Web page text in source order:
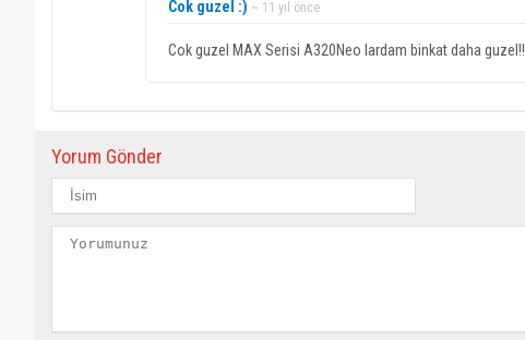
Cok guzel :) ~ 11 yıl önce
Cok guzel MAX Serisi A320Neo lardam binkat daha guzel!!
Yorum Gönder